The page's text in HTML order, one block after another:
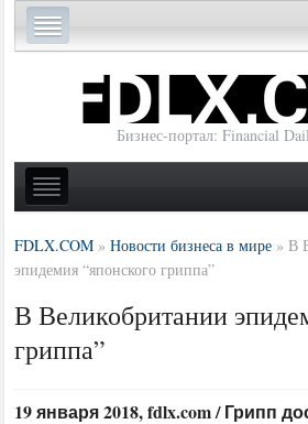
Бизнес-портал: Financial
FDLX.COM »Новости бизнеса в мире »В
эпидемия “японского гриппа”
В Великобритании
гриппа”
19 января 2018, fdlx.com / Грипп